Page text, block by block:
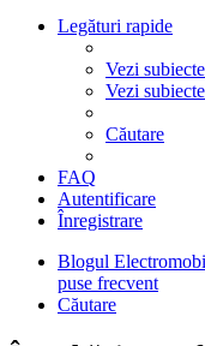
Legături rapide
Vezi
Vezi
Căutare
FAQ
Autentificare
Înregistrare
Blogul
puse frecvent
Căutare